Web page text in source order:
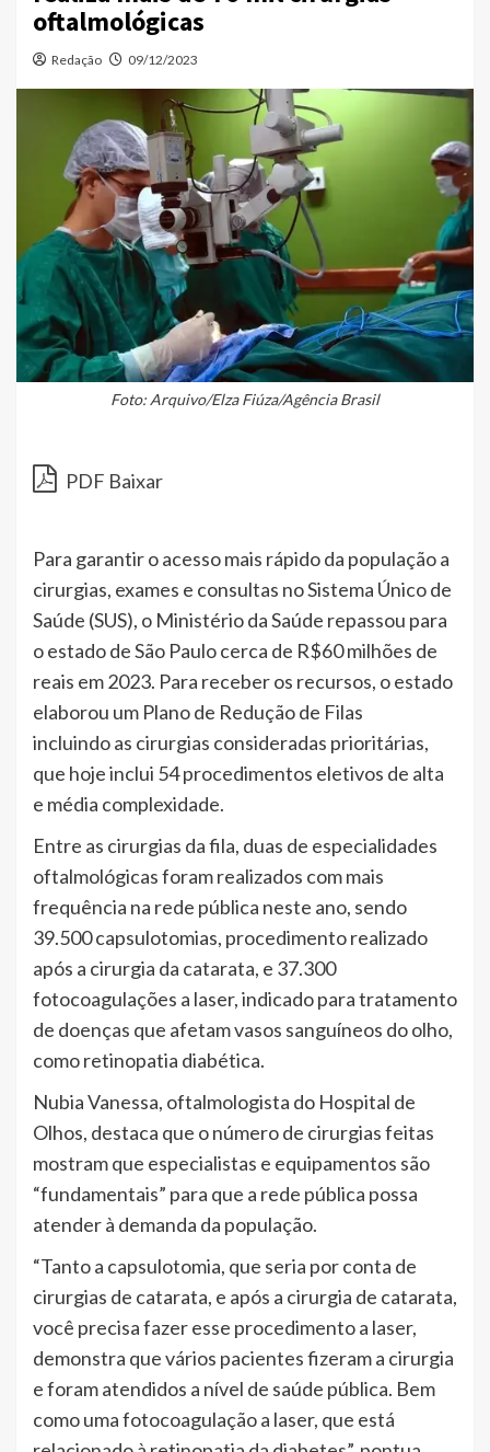
oftalmológicas
Redação 09/12/2023
Foto: Arquivo/Elza Fiúza/Agência Brasil
PDF Baixar
Para garantir o acesso mais rápido da população a
cirurgias, exames e consultas no Sistema Único de
Saúde (SUS), o Ministério da Saúde repassou para
o estado de São Paulo cerca de R$60 milhões de
reais em 2023. Para receber os recursos, o estado
elaborou um Plano de Redução de Filas
incluindo as cirurgias consideradas prioritárias,
que hoje inclui 54 procedimentos eletivos de alta
e média complexidade.
Entre as cirurgias da fila, duas de especialidades
oftalmológicas foram realizados com mais
frequência na rede pública neste ano, sendo
39.500 capsulotomias, procedimento realizado
após a cirurgia da catarata, e 37.300
fotocoagulações a laser, indicado para tratamento
de doenças que afetam vasos sanguíneos do olho,
como retinopatia diabética.
Nubia Vanessa, oftalmologista do Hospital de
Olhos, destaca que o número de cirurgias feitas
mostram que especialistas e equipamentos são
“fundamentais” para que a rede pública possa
atender à demanda da população.
“Tanto a capsulotomia, que seria por conta de
cirurgias de catarata, e após a cirurgia de catarata,
você precisa fazer esse procedimento a laser,
demonstra que vários pacientes fizeram a cirurgia
e foram atendidos a nível de saúde pública. Bem
como uma fotocoagulação a laser, que está